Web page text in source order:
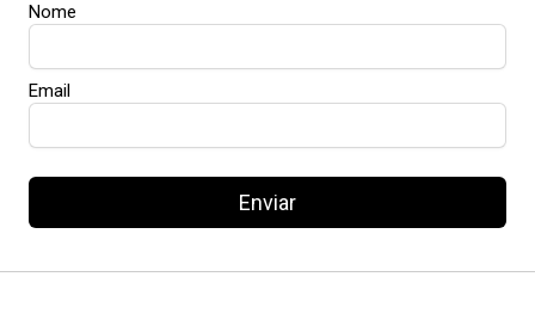
Nome
Email
Enviar